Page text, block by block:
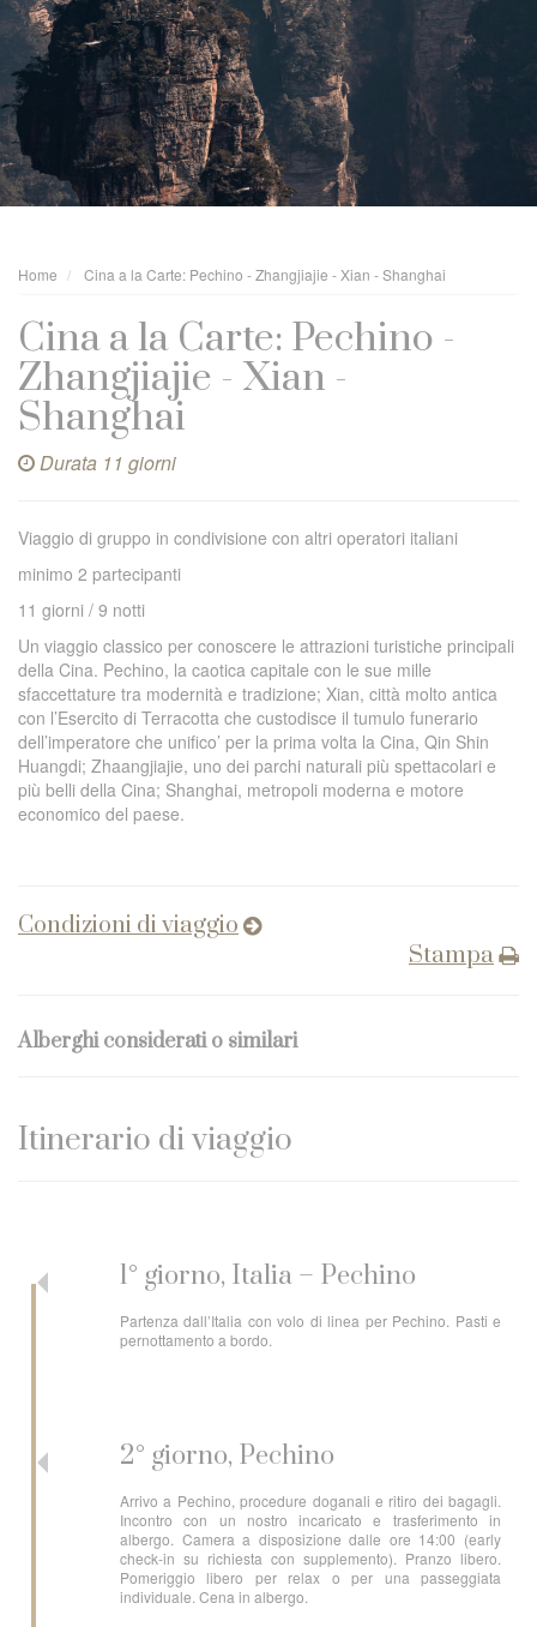
Home Cina a la Carte: Pechino - Zhangjiajie - Xian - Shanghai
Cina a la Carte: Pechino -
Zhangjiajie - Xian -
Shanghai
Durata 11 giorni
Viaggio di gruppo in condivisione con altri operatori italiani
minimo 2 partecipanti
11 giorni / 9 notti
Un viaggio classico per conoscere le attrazioni turistiche principali
della Cina. Pechino, la caotica capitale con le sue mille
sfaccettature tra modernità e tradizione; Xian, città molto antica
con l’Esercito di Terracotta che custodisce il tumulo funerario
dell’imperatore che unifico’ per la prima volta la Cina, Qin Shin
Huangdi; Zhaangjiajie, uno dei parchi naturali più spettacolari e
più belli della Cina; Shanghai, metropoli moderna e motore
economico del paese.
Condizioni di viaggio
Stampa
Alberghi considerati o similari
Itinerario di viaggio
1° giorno, Italia – Pechino
Partenza dall’Italia con volo di linea per Pechino. Pasti e
pernottamento a bordo.
2° giorno, Pechino
Arrivo a Pechino, procedure doganali e ritiro dei bagagli.
Incontro con un nostro incaricato e trasferimento in
albergo. Camera a disposizione dalle ore 14:00 (early
check-in su richiesta con supplemento). Pranzo libero.
Pomeriggio libero per relax o per una passeggiata
individuale. Cena in albergo.